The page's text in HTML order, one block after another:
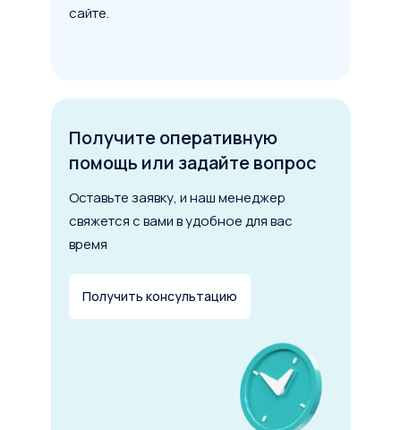
сайте.
Получите оперативную
помощь или задайте вопрос
Оставьте заявку, и наш менеджер
свяжется с вами в удобное для вас
время
Получить консультацию
200 млн
лизинга
5 лет